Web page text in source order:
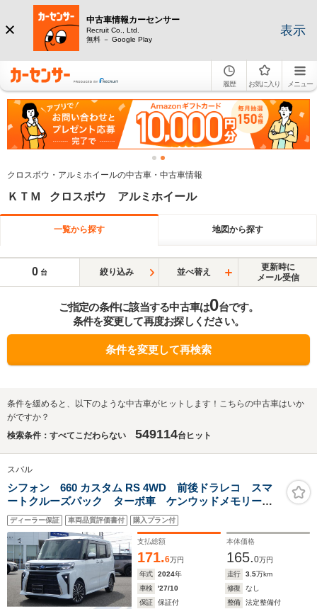
中古車情報カーセンサー
Recruit Co., Ltd.
無料 － Google Play
表示
履歴 お気に入り メニュー
クロスボウ・アルミホイールの中古車・中古車情報
ＫＴＭ クロスボウ アルミホイール
一覧から探す 地図から探す
0 台 絞り込み 並べ替え
更新時に
メール受信
ご指定の条件に該当する中古車は0台です。
条件を変更して再度お探しください。
条件を変更して再検索
条件を緩めると、以下のような中古車がヒットします！こちらの中古車はいか
がですか？
検索条件：すべてこだわらない
549114台ヒット
スバル
シフォン 660 カスタム RS 4WD 前後ドラレコ スマ
ートクルーズパック ターボ車 ケンウッドメモリーナ
ビ フルセグ Bluetoothオーディオ USB バックカメ
ラ ETC 障害物センサー 両側電動スライド シート
ヒーター
ディーラー保証 車両品質評価書付 購入プラン付
支払総額
171.6万円
本体価格
165.0万円
年式
2024年 走行 3.5万km
車検
'27/10 修復
なし
保証
保証付 整備
法定整備付